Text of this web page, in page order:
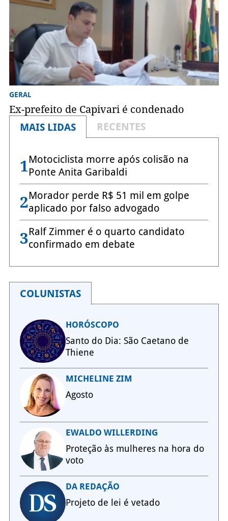
GERAL
Ex-prefeito de Capivari é condenado
MAIS LIDAS
RECENTES
1Motociclista morre após colisão na
Ponte Anita Garibaldi
2Morador perde R$ 51 mil em golpe
aplicado por falso advogado
3Ralf Zimmer é o quarto candidato
confirmado em debate
COLUNISTAS
HORÓSCOPO
Santo do Dia: São Caetano de
Thiene
MICHELINE ZIM
Agosto
EWALDO WILLERDING
Proteção às mulheres na hora do
voto
DA REDAÇÃO
Projeto de lei é vetado